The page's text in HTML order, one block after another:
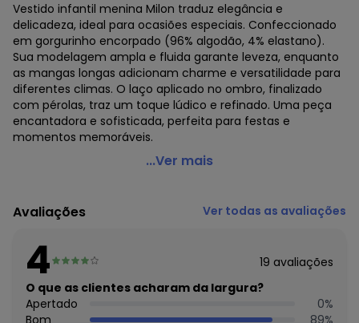
Vestido infantil menina Milon traduz elegância e
delicadeza, ideal para ocasiões especiais. Confeccionado
em gorgurinho encorpado (96% algodão, 4% elastano).
Sua modelagem ampla e fluida garante leveza, enquanto
as mangas longas adicionam charme e versatilidade para
diferentes climas. O laço aplicado no ombro, finalizado
com pérolas, traz um toque lúdico e refinado. Uma peça
encantadora e sofisticada, perfeita para festas e
momentos memoráveis.
Milon - Vestido Infantil Menina Laço Vermelho
Modelagem: Ampla
Comprimento da Manga: Longa
Decote Frente : Redondo
Decote Costas: Redondo
Fornecedor: KYLY INDUSTRIA TEXTIL LTDA / CNPJ
78.855.830/0001-98
Feito: Brasil
...Ver mais
Avaliações Ver todas as avaliações
4 19 avaliações
O que as clientes acharam da largura?
Apertado
0%